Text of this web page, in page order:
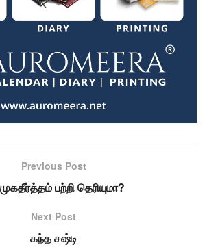
Previous Post
பற்றி தெரியுமா?
Next Post
கந்த சஷ்டி